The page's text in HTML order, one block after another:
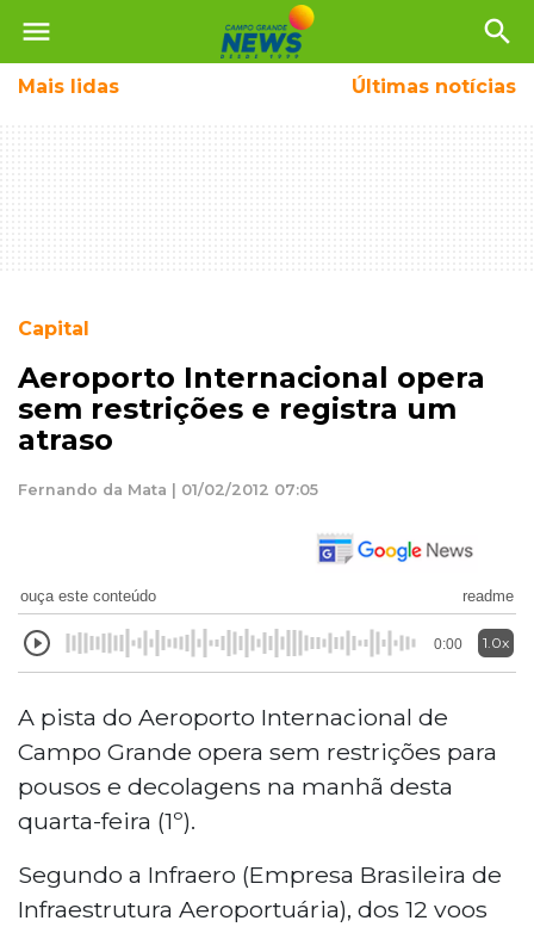
menu search
Mais lidas Últimas notícias
Capital
Aeroporto Internacional opera
sem restrições e registra um
atraso
Fernando da Mata | 01/02/2012 07:05
ouça este conteúdo readme
0:00 1.0x
A pista do Aeroporto Internacional de
Campo Grande opera sem restrições para
pousos e decolagens na manhã desta
quarta-feira (1º).
Segundo a Infraero (Empresa Brasileira de
Infraestrutura Aeroportuária), dos 12 voos